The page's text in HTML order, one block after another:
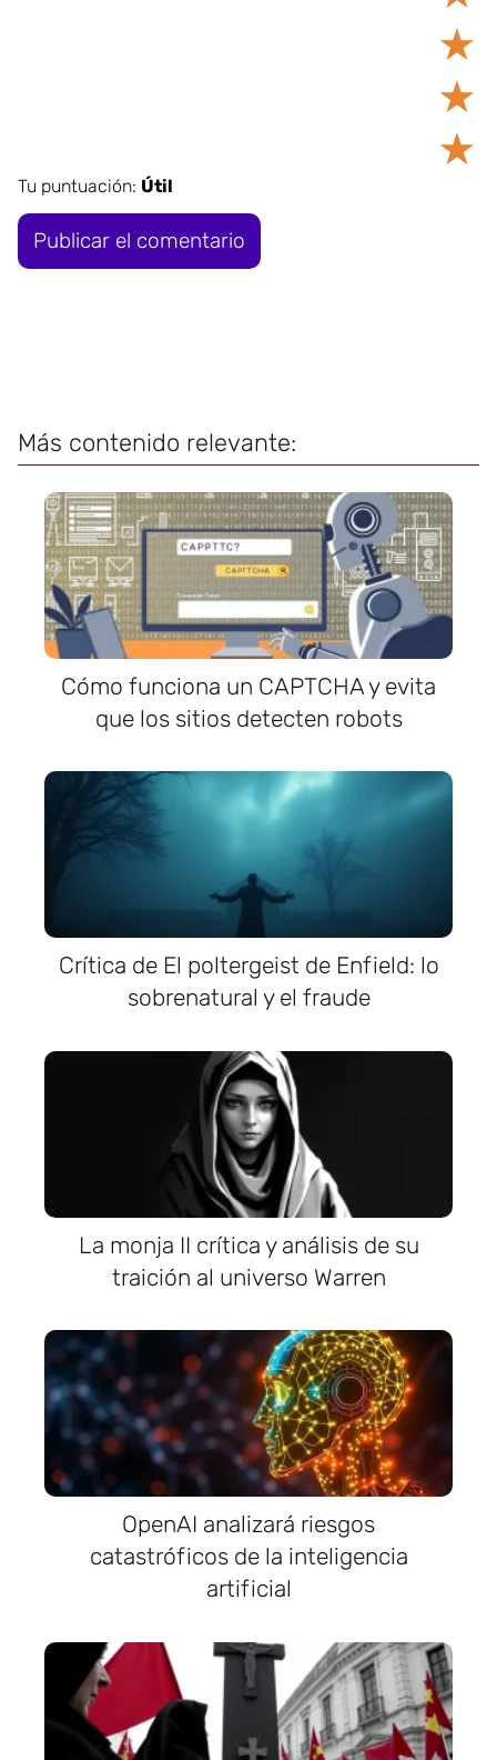
★
★
★
Tu puntuación: Útil
Más contenido relevante:
Cómo funciona un CAPTCHA y evita
que los sitios detecten robots
Crítica de El poltergeist de Enfield: lo
sobrenatural y el fraude
La monja II crítica y análisis de su
traición al universo Warren
OpenAI analizará riesgos
catastróficos de la inteligencia
artificial